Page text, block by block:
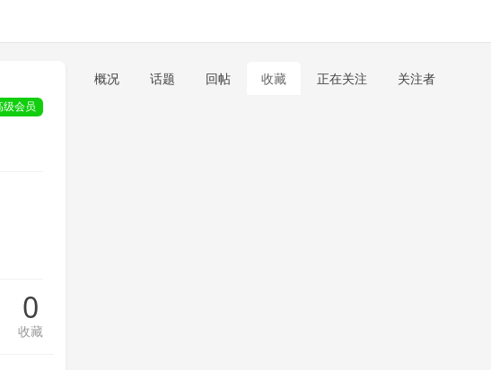
级会员
0
收藏
概况 话题 回帖 收藏 正在关注 关注者